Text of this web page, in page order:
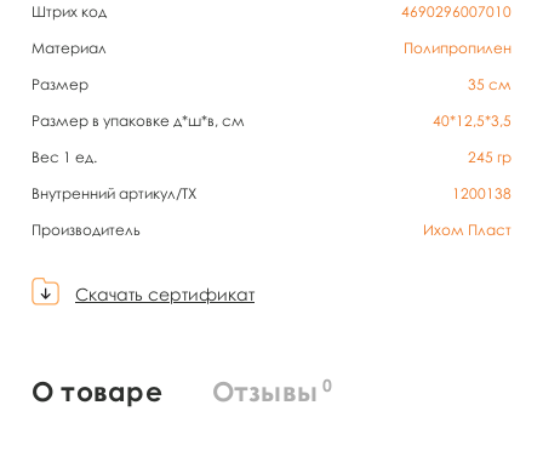
Штрих код
4690296007010
Материал
Полипропилен
Размер
35 см
Размер в упаковке д*ш*в, см
40*12,5*3,5
Вес 1 ед.
245 гр
Внутренний артикул/TX
1200138
Производитель
Ихом Пласт
Скачать сертификат
О товаре Отзывы 0